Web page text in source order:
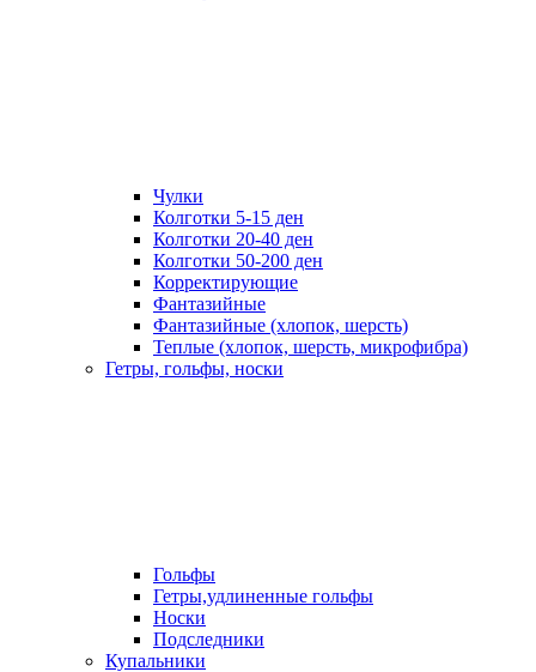
Чулки
Колготки 5-15 ден
Колготки 20-40 ден
Колготки 50-200 ден
Корректирующие
Фантазийные
Фантазийные (хлопок, шерсть)
Теплые (хлопок, шерсть, микрофибра)
Гетры, гольфы, носки
Гольфы
Гетры,удлиненные гольфы
Носки
Подследники
Купальники